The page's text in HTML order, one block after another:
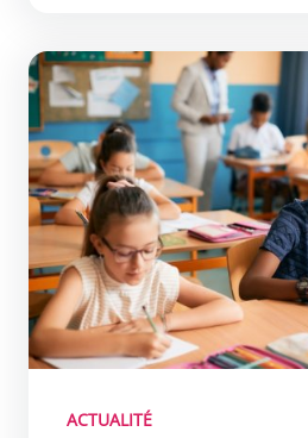
Lutte contre l’évitement scolaire
ACTUALITÉ